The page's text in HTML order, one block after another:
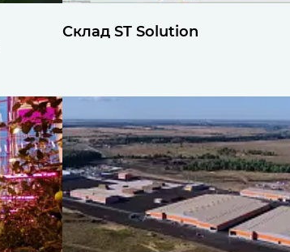
Склад ST Solution